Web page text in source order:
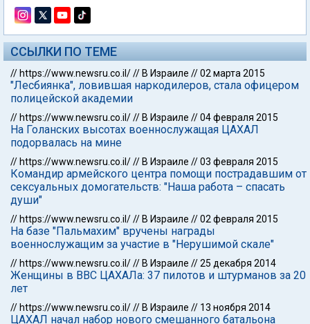
ССЫЛКИ ПО ТЕМЕ
// https://www.newsru.co.il/// В Израиле //02 марта 2015
"Лесбиянка", ловившая наркодилеров, стала офицером
полицейской академии
// https://www.newsru.co.il/// В Израиле //04 февраля 2015
На Голанских высотах военнослужащая ЦАХАЛ
подорвалась на мине
// https://www.newsru.co.il/// В Израиле //03 февраля 2015
Командир армейского центра помощи пострадавшим от
сексуальных домогательств: "Наша работа – спасать
души"
// https://www.newsru.co.il/// В Израиле //02 февраля 2015
На базе "Пальмахим" вручены награды
военнослужащим за участие в "Нерушимой скале"
// https://www.newsru.co.il/// В Израиле //25 декабря 2014
Женщины в ВВС ЦАХАЛа: 37 пилотов и штурманов за 20
лет
// https://www.newsru.co.il/// В Израиле // 13 ноября 2014
ЦАХАЛ начал набор нового смешанного батальона